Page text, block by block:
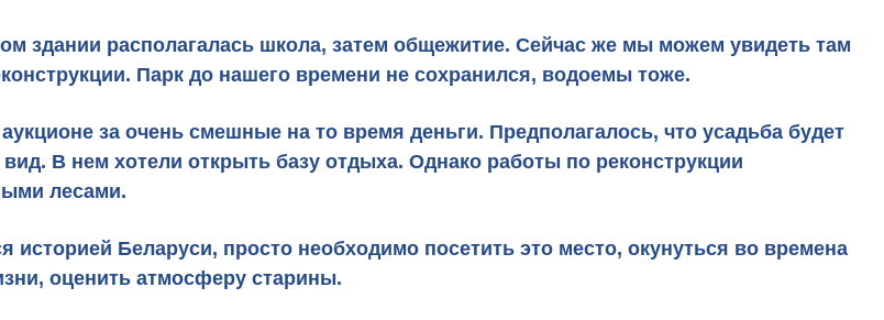
здании располагалась школа, затем общежитие. Сейчас же мы можем увидеть там
Парк до нашего времени не сохранился, водоемы тоже.
за очень смешные на то время деньги. Предполагалось, что усадьба будет
В нем хотели открыть базу отдыха. Однако работы по реконструкции
лесами.
историей Беларуси, просто необходимо посетить это место, окунуться во времена
оценить атмосферу старины.